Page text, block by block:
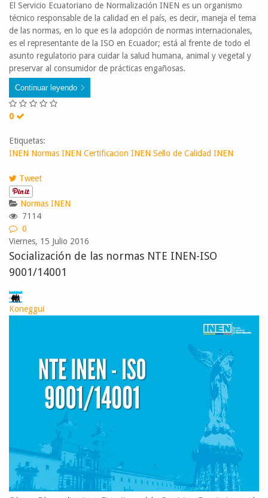
El Servicio Ecuatoriano de Normalización INEN es un organismo
técnico responsable de la calidad en el país, es decir, maneja el tema
de las normas, en lo que es la adopción de normas internacionales,
es el representante de la ISO en Ecuador; está al frente de todo el
asunto regulatorio para cuidar la salud humana, animal y vegetal y
preservar al consumidor de prácticas engañosas.
Continuar leyendo
0
Etiquetas:
INEN Normas INEN Certificacion INEN Sello de Calidad INEN
Tweet
Normas INEN
7114
0
Viernes, 15 Julio 2016
Socialización de las normas NTE INEN-ISO
9001/14001
Koneggui